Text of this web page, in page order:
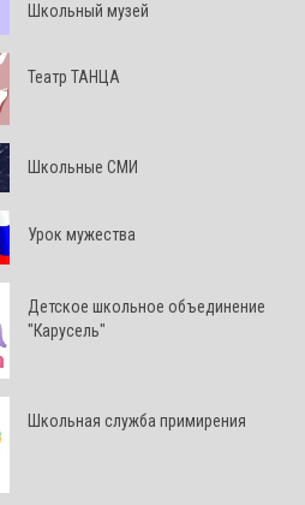
Школьный музей
Театр ТАНЦА
Школьные СМИ
Урок мужества
Детское школьное объединение
"Карусель"
Школьная служба примирения